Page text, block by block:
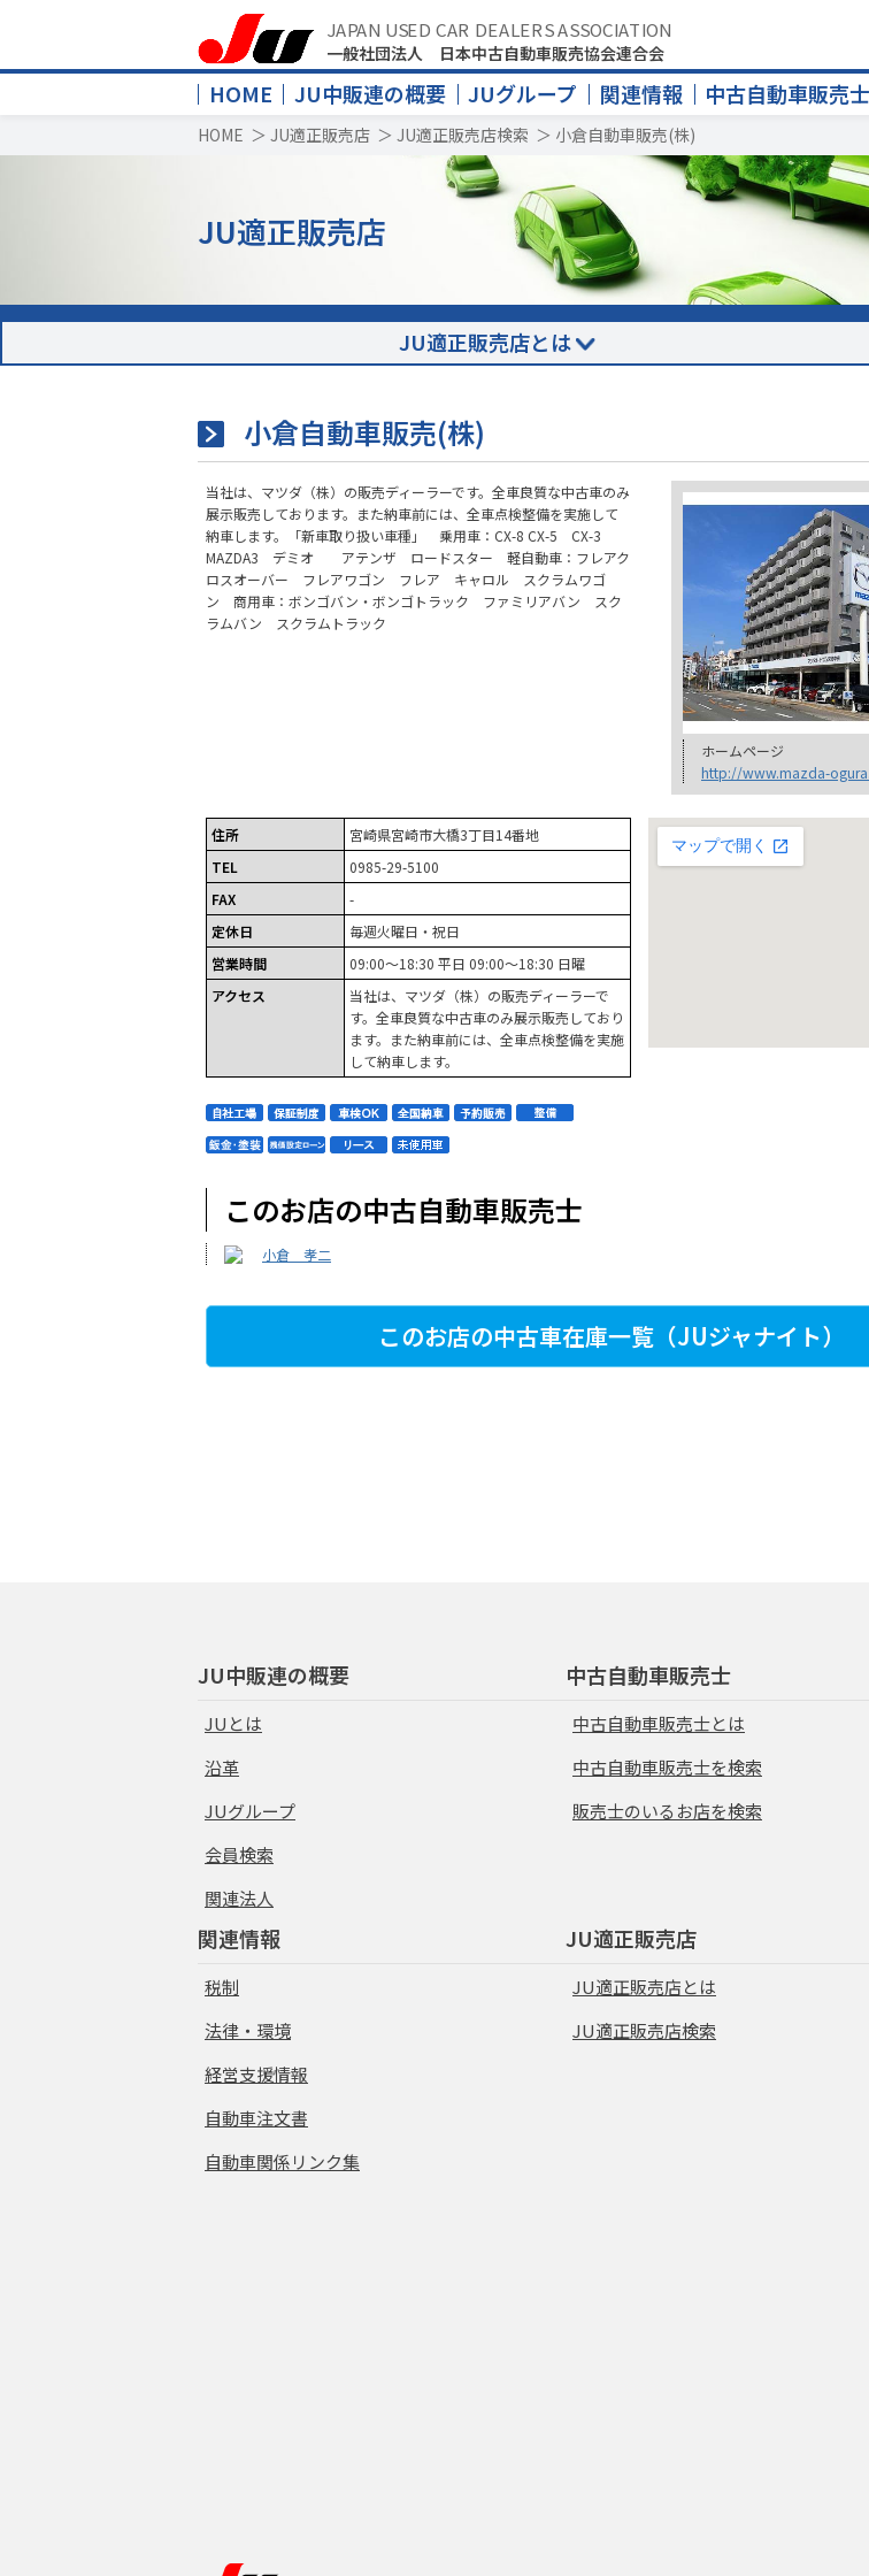
JAPAN USED CAR DEALERS ASSOCIATION
一般社団法人 日本中古自動車販売協会連合会
HOME JU中販連の概要 JUグループ 関連情報 中古自動車販売士
HOME ＞ JU適正販売店 ＞ JU適正販売店検索 ＞ 小倉自動車販売(株)
JU適正販売店
JU適正販売店とは
小倉自動車販売(株)
当社は、マツダ（株）の販売ディーラーです。全車良質な中古車のみ
展示販売しております。また納車前には、全車点検整備を実施して
納車します。「新車取り扱い車種」 乗用車：CX-8 CX-5 CX-3
MAZDA3 デミオ アテンザ ロードスター 軽自動車：フレアク
ロスオーバー フレアワゴン フレア キャロル スクラムワゴ
ン 商用車：ボンゴバン・ボンゴトラック ファミリアバン スク
ラムバン スクラムトラック
ホームページ
http://www.mazda-
住所
宮崎県宮崎市大橋3丁目14番地
TEL
0985-29-5100
FAX
-
定休日
毎週火曜日・祝日
営業時間
09:00～18:30 平日 09:00～18:30 日曜
アクセス
当社は、マツダ（株）の販売ディーラーで
す。全車良質な中古車のみ展示販売しており
ます。また納車前には、全車点検整備を実施
して納車します。
このお店の中古自動車販売士
小倉 孝二
このお店の中古車在庫一覧（JUジャナイト）
JU中販連の概要
JUとは
沿革
JUグループ
会員検索
関連法人
中古自動車販売士
中古自動車販売士とは
中古自動車販売士を検索
販売士のいるお店を検索
関連情報
税制
法律・環境
経営支援情報
自動車注文書
自動車関係リンク集
JU適正販売店
JU適正販売店とは
JU適正販売店検索